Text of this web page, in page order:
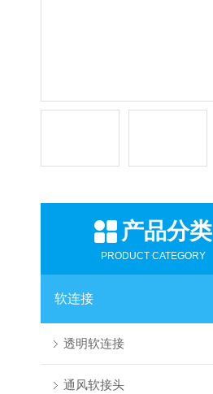
产品分类
PRODUCT CATEGORY
软连接
透明软连接
通风软接头